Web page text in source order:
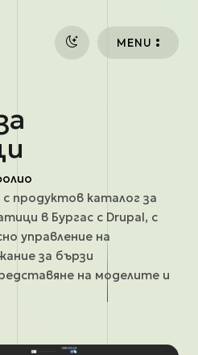
MENU
продуктов каталог за
в Бургас с Drupal, с
управление на
за бързи
на моделите и